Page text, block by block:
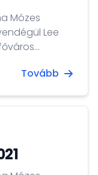
Mózes
Lee
a Hannam
Tovább